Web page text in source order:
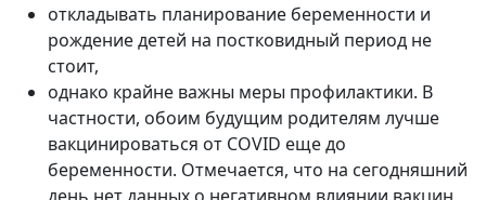
откладывать планирование беременности и
рождение детей на постковидный период не
стоит,
однако крайне важны меры профилактики. В
частности, обоим будущим родителям лучше
вакцинироваться от COVID еще до
беременности. Отмечается, что на сегодняшний